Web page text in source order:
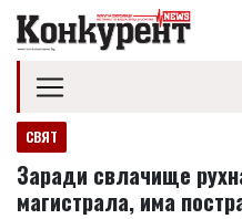
СВЯТ
Заради свлачище
магистрала, има